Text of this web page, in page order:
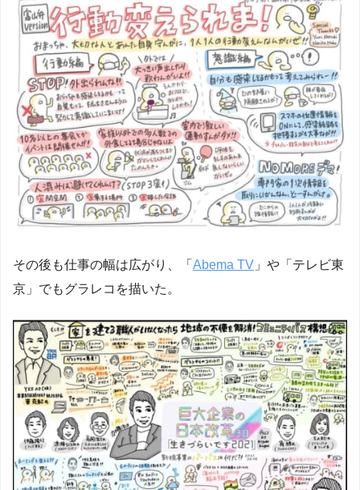
その後も仕事の幅は広がり、「Abema TV 」や「テレビ東
京」でもグラレコを描いた。